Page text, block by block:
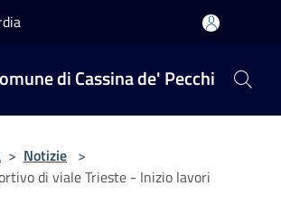
di Cassina de' Pecchi
> Notizie >
di viale Trieste - Inizio lavori